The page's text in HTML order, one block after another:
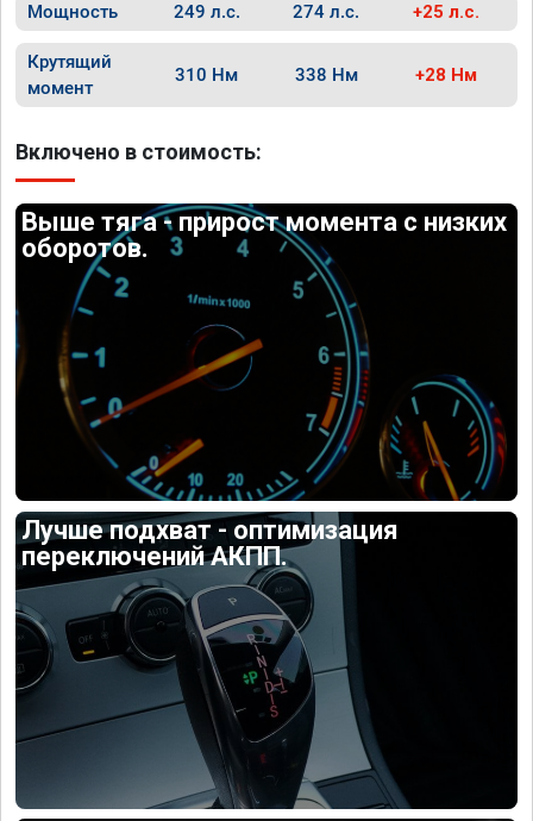
Мощность 249 л.с. 274 л.с. +25 л.с.
Крутящий
момент
310 Нм 338 Нм +28 Нм
Включено в стоимость:
Выше тяга - прирост момента с низких
оборотов.
Лучше подхват - оптимизация
переключений АКПП.